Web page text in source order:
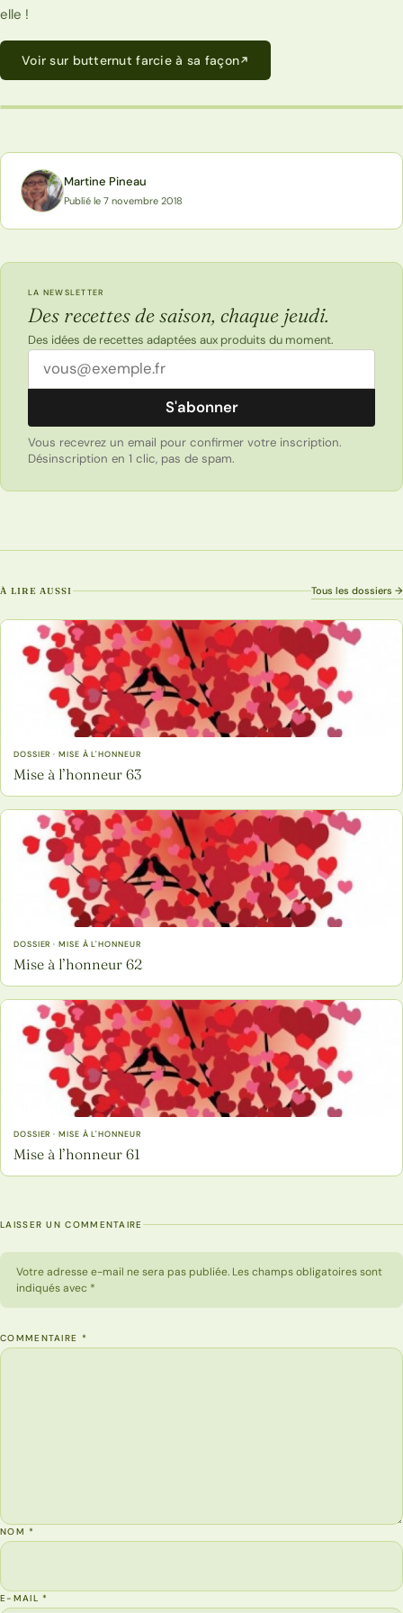
elle !
Voir sur butternut farcie à sa façon
Martine Pineau
Publié le 7 novembre 2018
LA NEWSLETTER
Des recettes de saison, chaque jeudi.
Des idées de recettes adaptées aux produits du moment.
Adresse email
S'abonner
Vous recevrez un email pour confirmer votre inscription.
Désinscription en 1 clic, pas de spam.
À LIRE AUSSI Tous les dossiers →
DOSSIER · MISE À L'HONNEUR
Mise à l’honneur 63
DOSSIER · MISE À L'HONNEUR
Mise à l’honneur 62
DOSSIER · MISE À L'HONNEUR
Mise à l’honneur 61
LAISSER UN COMMENTAIRE
Votre adresse e-mail ne sera pas publiée. Les champs obligatoires sont
indiqués avec *
COMMENTAIRE *
NOM*
E-MAIL*